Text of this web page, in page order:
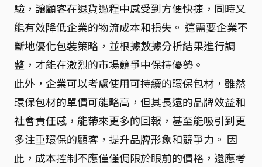
驗，讓顧客在退貨過程中感受到方便快捷，同時又
能有效降低企業的物流成本和損失。 這需要企業不
斷地優化包裝策略，並根據數據分析結果進行調
整，才能在激烈的市場競爭中保持優勢。
此外，企業可以考慮使用可持續的環保包材，雖然
環保包材的單價可能略高，但其長遠的品牌效益和
社會責任感，能帶來更多的回報，甚至能吸引到更
多注重環保的顧客，提升品牌形象和競爭力。 因
此，成本控制不應僅僅侷限於眼前的價格，還應考